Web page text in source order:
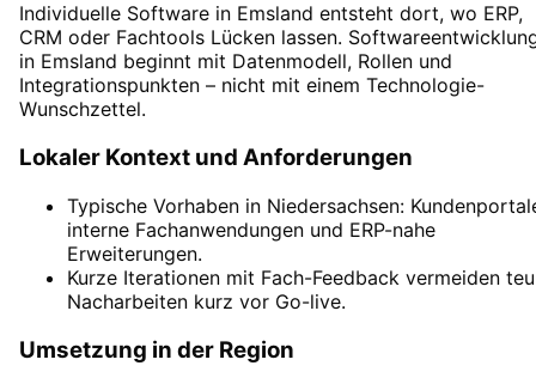
Individuelle Software in Emsland entsteht dort, wo ERP,
CRM oder Fachtools Lücken lassen.
in Emsland beginnt mit Datenmodell, Rollen und
Integrationspunkten – nicht mit einem Technologie-
Wunschzettel.
Lokaler Kontext und Anforderungen
Typische Vorhaben in Niedersachsen:
interne Fachanwendungen und ERP-nahe
Erweiterungen.
Kurze Iterationen mit Fach-Feedback vermeiden
Nacharbeiten kurz vor Go-live.
Umsetzung in der Region